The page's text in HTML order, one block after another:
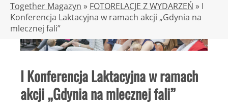
Together Magazyn » FOTORELACJE Z WYDARZEŃ » I
Konferencja Laktacyjna w ramach akcji „Gdynia na
mlecznej fali”
I Konferencja Laktacyjna w ramach
akcji „Gdynia na mlecznej fali”